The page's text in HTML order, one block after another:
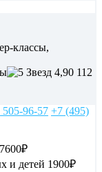
классы,
4,90 112
505-96-57 +7 (495)
7600₽
и детей 1900₽